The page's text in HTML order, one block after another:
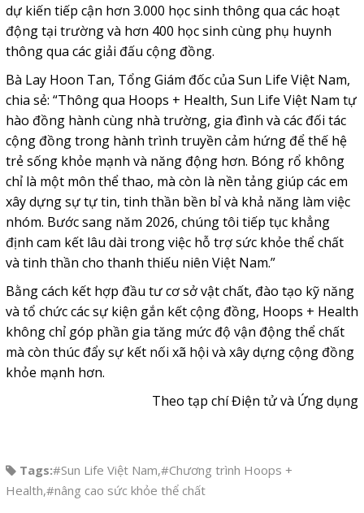
dự kiến tiếp cận hơn 3.000 học sinh thông qua các hoạt
động tại trường và hơn 400 học sinh cùng phụ huynh
thông qua các giải đấu cộng đồng.
Bà Lay Hoon Tan, Tổng Giám đốc của Sun Life Việt Nam,
chia sẻ: “Thông qua Hoops + Health, Sun Life Việt Nam tự
hào đồng hành cùng nhà trường, gia đình và các đối tác
cộng đồng trong hành trình truyền cảm hứng để thế hệ
trẻ sống khỏe mạnh và năng động hơn. Bóng rổ không
chỉ là một môn thể thao, mà còn là nền tảng giúp các em
xây dựng sự tự tin, tinh thần bền bỉ và khả năng làm việc
nhóm. Bước sang năm 2026, chúng tôi tiếp tục khẳng
định cam kết lâu dài trong việc hỗ trợ sức khỏe thể chất
và tinh thần cho thanh thiếu niên Việt Nam.”
Bằng cách kết hợp đầu tư cơ sở vật chất, đào tạo kỹ năng
và tổ chức các sự kiện gắn kết cộng đồng, Hoops + Health
không chỉ góp phần gia tăng mức độ vận động thể chất
mà còn thúc đẩy sự kết nối xã hội và xây dựng cộng đồng
khỏe mạnh hơn.
Theo tạp chí Điện tử và Ứng dụng
Tags:#Sun Life Việt Nam,#Chương trình Hoops +
Health,#nâng cao sức khỏe thể chất